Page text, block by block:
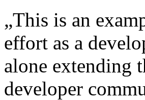
„This is an
effort as a
alone extending
developer